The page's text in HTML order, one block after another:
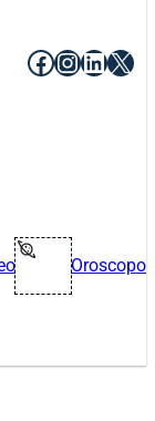
Facebook
X
Oroscopo